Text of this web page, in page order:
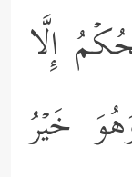
إِلَّا
خَیۡرُ